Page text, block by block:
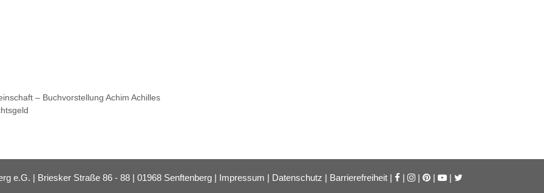
– Buchvorstellung Achim Achilles
e.G. | Briesker Straße 86 - 88 | 01968 Senftenberg | Impressum | Datenschutz | Barrierefreiheit | | | | |